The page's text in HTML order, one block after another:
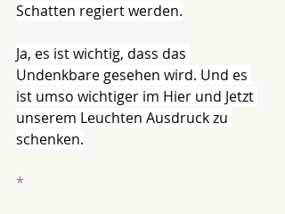
Schatten regiert werden.
Ja, es ist wichtig, dass das
Undenkbare gesehen wird. Und es
ist umso wichtiger im Hier und Jetzt
unserem Leuchten Ausdruck zu
schenken.
*